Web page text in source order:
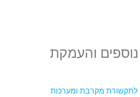
והעמקת
52 כלים לתקשורת מקרבת ומערכות